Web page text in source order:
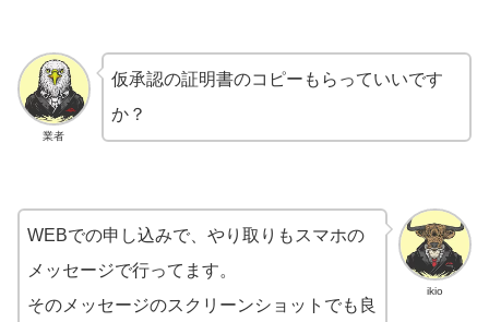
業者
仮承認の証明書のコピーもらっていいです
か？
ikio
WEBでの申し込みで、やり取りもスマホの
メッセージで行ってます。
そのメッセージのスクリーンショットでも良